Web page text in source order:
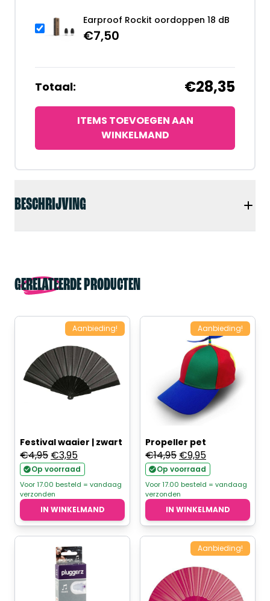
BESCHRIJVING
Earproof Rockit oordoppen 18 dB
€7,50
Totaal: €28,35
ITEMS TOEVOEGEN AAN
WINKELMAND
GERELATEERDE PRODUCTEN
Aanbieding!
Festival waaier | zwart
€4,95 Oorspronkelijke
prijs
was:
€4,95.
€3,95Huidige
prijs
is:
€3,95.
Op voorraad
Voor 17.00 besteld = vandaag
verzonden
IN WINKELMAND
Aanbieding!
Propeller pet
€14,95 Oorspronkelijke
prijs
was:
€14,95.
€9,95Huidige
prijs
is:
€9,95.
Op voorraad
Voor 17.00 besteld = vandaag
verzonden
IN WINKELMAND
Aanbieding!